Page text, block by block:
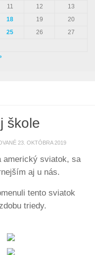
škole
23. OKTÓBRA 2019
americký sviatok, sa
aj u nás.
tento sviatok
triedy.
11 12
13
18 19
20
25 26
27